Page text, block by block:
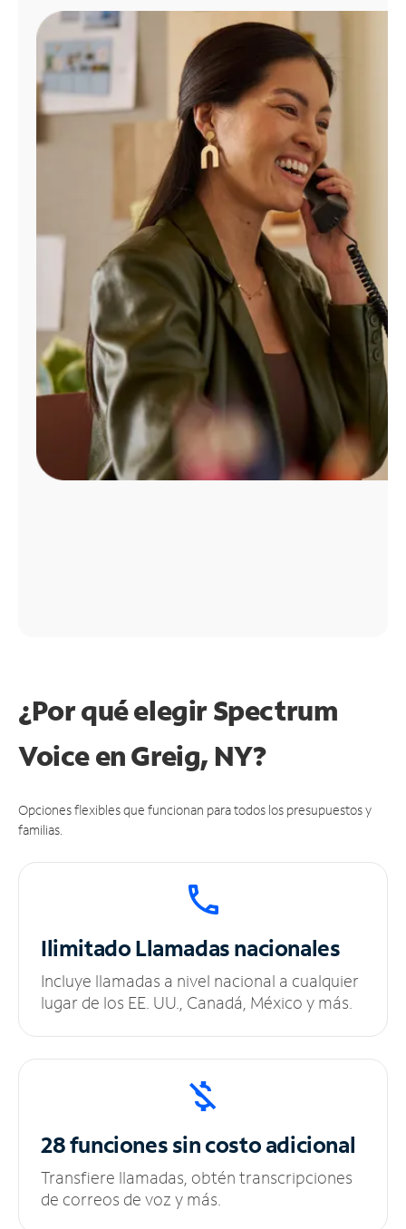
Administrar
cuenta
Encuentra
tienda
¿Por qué elegir Spectrum
Voice en Greig, NY?
Opciones flexibles que funcionan para todos los presupuestos y
familias.
IlimitadoLlamadas nacionales
Incluye llamadas a nivel nacional a cualquier
lugar de los EE. UU., Canadá, México y más.
28 funciones sincosto adicional
Transfiere llamadas, obtén transcripciones
de correos de voz y más.